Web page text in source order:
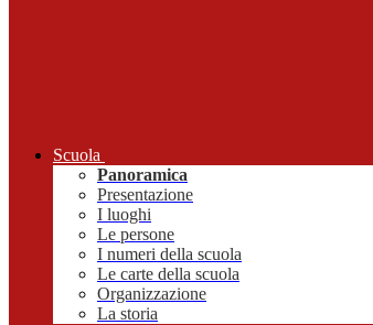
Scuola
Panoramica
Presentazione
I luoghi
Le persone
I numeri della scuola
Le carte della scuola
Organizzazione
La storia